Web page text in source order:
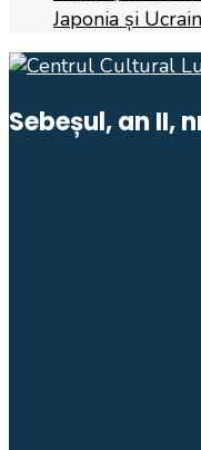
Japonia și
Sebeșul, an II,